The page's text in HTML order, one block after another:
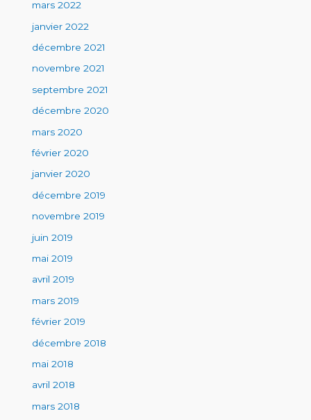
mars 2022
janvier 2022
décembre 2021
novembre 2021
septembre 2021
décembre 2020
mars 2020
février 2020
janvier 2020
décembre 2019
novembre 2019
juin 2019
mai 2019
avril 2019
mars 2019
février 2019
décembre 2018
mai 2018
avril 2018
mars 2018